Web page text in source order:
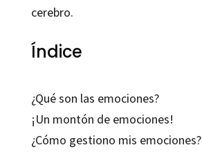
cerebro.
Índice
¿Qué son las emociones?
¡Un montón de emociones!
¿Cómo gestiono mis emociones?